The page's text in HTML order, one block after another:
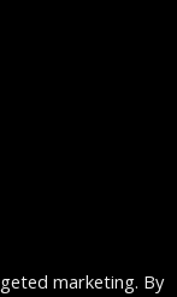
marketing. By